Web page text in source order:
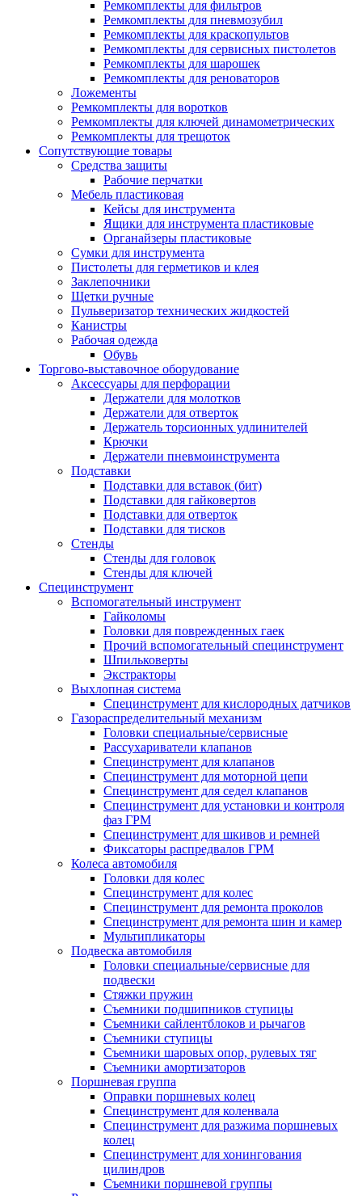
Ремкомплекты для фильтров
Ремкомплекты для пневмозубил
Ремкомплекты для краскопультов
Ремкомплекты для сервисных пистолетов
Ремкомплекты для шарошек
Ремкомплекты для реноваторов
Ложементы
Ремкомплекты для воротков
Ремкомплекты для ключей динамометрических
Ремкомплекты для трещоток
Сопутствующие товары
Средства защиты
Рабочие перчатки
Мебель пластиковая
Кейсы для инструмента
Ящики для инструмента пластиковые
Органайзеры пластиковые
Сумки для инструмента
Пистолеты для герметиков и клея
Заклепочники
Щетки ручные
Пульверизатор технических жидкостей
Канистры
Рабочая одежда
Обувь
Торгово-выставочное оборудование
Аксессуары для перфорации
Держатели для молотков
Держатели для отверток
Держатель торсионных удлинителей
Крючки
Держатели пневмоинструмента
Подставки
Подставки для вставок (бит)
Подставки для гайковертов
Подставки для отверток
Подставки для тисков
Стенды
Стенды для головок
Стенды для ключей
Специнструмент
Вспомогательный инструмент
Гайколомы
Головки для поврежденных гаек
Прочий вспомогательный специнструмент
Шпильковерты
Экстракторы
Выхлопная система
Специнструмент для кислородных датчиков
Газораспределительный механизм
Головки специальные/сервисные
Рассухариватели клапанов
Специнструмент для клапанов
Специнструмент для моторной цепи
Специнструмент для седел клапанов
Специнструмент для установки и контроля
фаз ГРМ
Специнструмент для шкивов и ремней
Фиксаторы распредвалов ГРМ
Колеса автомобиля
Головки для колес
Специнструмент для колес
Специнструмент для ремонта проколов
Специнструмент для ремонта шин и камер
Мультипликаторы
Подвеска автомобиля
Головки специальные/сервисные для
подвески
Стяжки пружин
Съемники подшипников ступицы
Съемники сайлентблоков и рычагов
Съемники ступицы
Съемники шаровых опор, рулевых тяг
Съемники амортизаторов
Поршневая группа
Оправки поршневых колец
Специнструмент для коленвала
Специнструмент для разжима поршневых
колец
Специнструмент для хонингования
цилиндров
Съемники поршневой группы